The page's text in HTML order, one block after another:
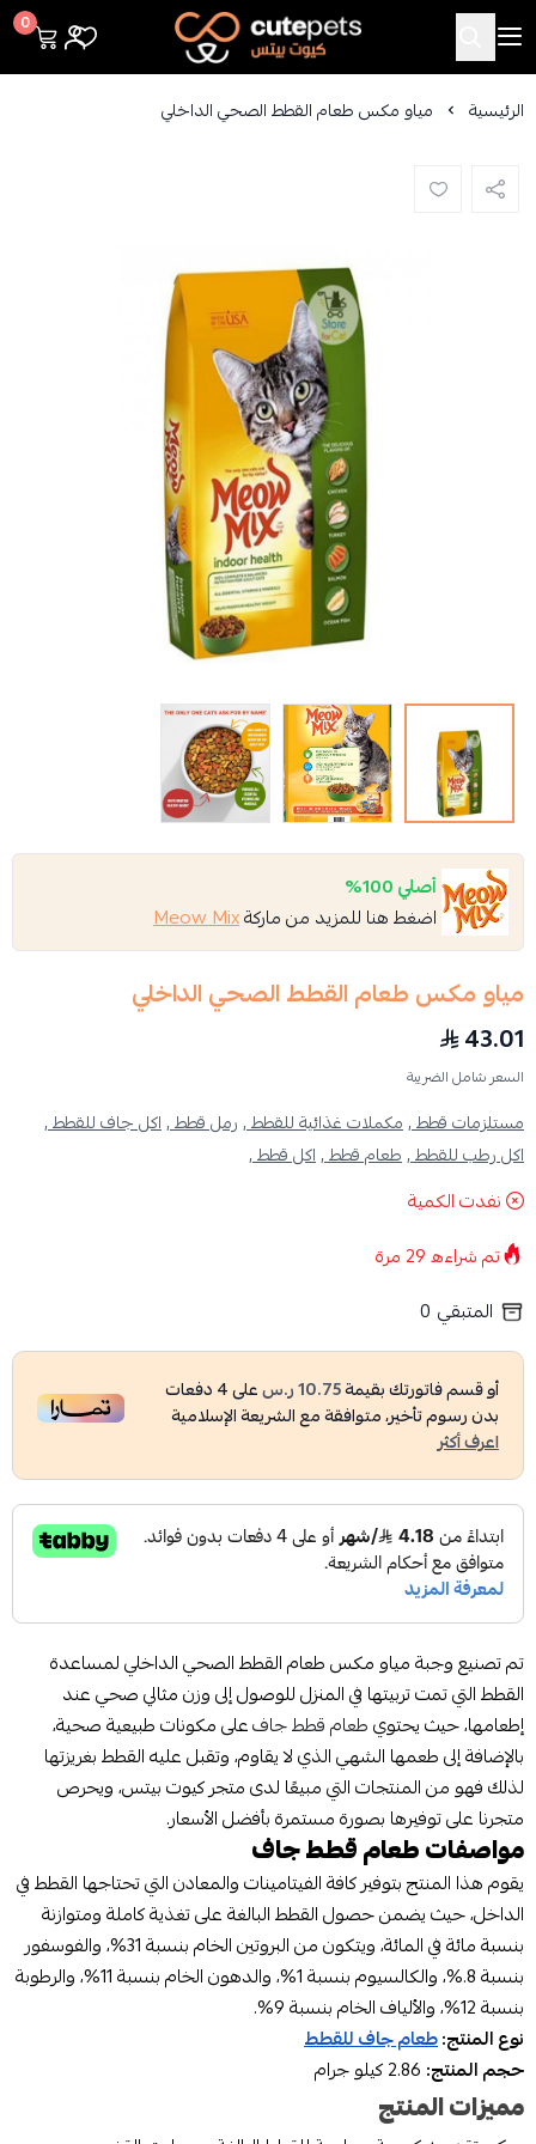
Cutepets
0
الرئيسية مياو مكس طعام القطط الصحي الداخلي
أصلي 100%
اضغط هنا للمزيد من ماركةMeow Mix
مياو مكس طعام القطط الصحي الداخلي
43.01
السعر شامل الضريبة
مستلزمات قطط ,مكملات غذائية للقطط ,رمل قطط ,اكل جاف للقطط ,
اكل رطب للقطط ,طعام قطط ,اكل قطط ,
نفدت الكمية
تم شراءه29 مرة
المتبقي 0
أو قسم فاتورتك بقيمة10.75 ر.س على4دفعات
بدون رسوم تأخير، متوافقة مع الشريعة الإسلامية
اعرف أكثر
تم تصنيع وجبة مياو مكس طعام القطط الصحي الداخلي لمساعدة
القطط التي تمت تربيتها في المنزل للوصول إلى وزن مثالي صحي عند
إطعامها، حيث يحتويطعام قطط جافعلى مكونات طبيعية صحية،
بالإضافة إلى طعمها الشهي الذي لا يقاوم، وتقبل عليه القطط بغريزتها
لذلك فهو من المنتجات التي مبيعًا لدى متجر كيوت بيتس، ويحرص
متجرنا على توفيرها بصورة مستمرة بأفضل الأسعار.
مواصفات طعام قطط جاف
يقوم هذا المنتج بتوفير كافة الفيتامينات والمعادن التي تحتاجها القطط في
الداخل، حيث يضمن حصول القطط البالغة على تغذية كاملة ومتوازنة
بنسبة مائة في المائة، ويتكون من البروتين الخام بنسبة 31%، والفوسفور
بنسبة 8.%، والكالسيوم بنسبة 1%، والدهون الخام بنسبة 11%، والرطوبة
بنسبة 12%، والألياف الخام بنسبة 9%.
نوع المنتج:طعام جاف للقطط
حجم المنتج:
مميزات المنتج